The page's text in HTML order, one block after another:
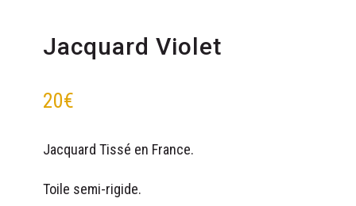
Jacquard Violet
20€
Jacquard Tissé en France.
Toile semi-rigide.